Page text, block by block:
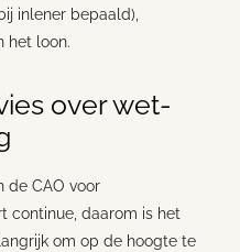
inlener bepaald),
het loon.
over wet-
de CAO voor
continue, daarom is het
om op de hoogte te